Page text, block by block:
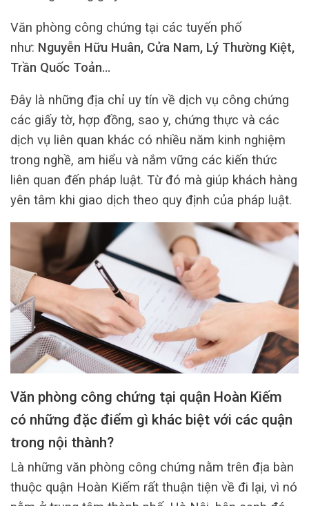
Văn phòng công chứng tại các tuyến phố
như: Nguyễn Hữu Huân, Cửa Nam, Lý Thường Kiệt,
Trần Quốc Toản…
Đây là những địa chỉ uy tín về dịch vụ công chứng
các giấy tờ, hợp đồng, sao y, chứng thực và các
dịch vụ liên quan khác có nhiều năm kinh nghiệm
trong nghề, am hiểu và nắm vững các kiến thức
liên quan đến pháp luật. Từ đó mà giúp khách hàng
yên tâm khi giao dịch theo quy định của pháp luật.
Văn phòng công chứng tại quận Hoàn Kiếm
có những đặc điểm gì khác biệt với các quận
trong nội thành?
Là những văn phòng công chứng nằm trên địa bàn
thuộc quận Hoàn Kiếm rất thuận tiện về đi lại, vì nó